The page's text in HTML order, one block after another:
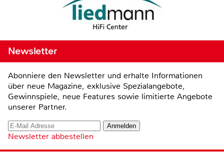
Newsletter
Abonniere den Newsletter und erhalte Informationen
über neue Magazine, exklusive Spezialangebote,
Gewinnspiele, neue Features sowie limitierte Angebote
unserer Partner.
Newsletter abbestellen